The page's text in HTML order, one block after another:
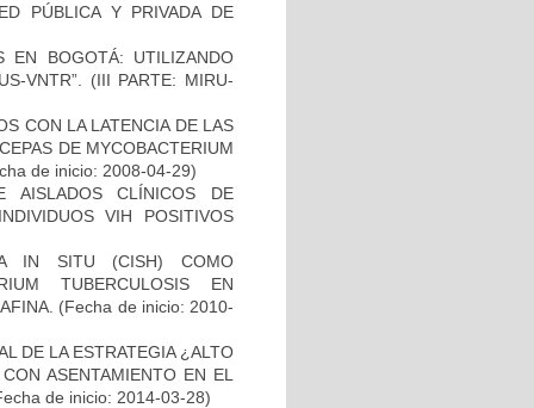
PÚBLICA Y PRIVADA DE
EN BOGOTÁ: UTILIZANDO
VNTR”. (III PARTE: MIRU-
CON LA LATENCIA DE LAS
DE MYCOBACTERIUM
de inicio: 2008-04-29)
AISLADOS CLÍNICOS DE
VIH POSITIVOS
IN SITU (CISH) COMO
TUBERCULOSIS EN
(Fecha de inicio: 2010-
DE LA ESTRATEGIA ¿ALTO
ASENTAMIENTO EN EL
de inicio: 2014-03-28)